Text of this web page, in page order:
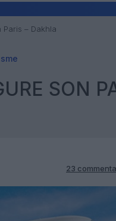
Avis d’expert
– Dakhla
SON
23